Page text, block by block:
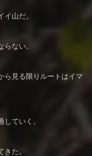
山だ。
ない。
ら見る限りルートはイマ
ていく。
た。